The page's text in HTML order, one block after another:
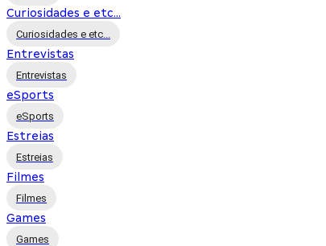
Curiosidades e etc...
Curiosidades e etc...
Entrevistas
Entrevistas
eSports
eSports
Estreias
Estreias
Filmes
Filmes
Games
Games